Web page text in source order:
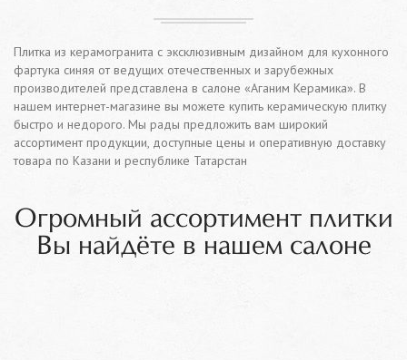
Плитка из керамогранита с эксклюзивным дизайном для кухонного
фартука синяя от ведущих отечественных и зарубежных
производителей представлена в салоне «Аганим Керамика». В
нашем интернет-магазине вы можете купить керамическую плитку
быстро и недорого. Мы рады предложить вам широкий
ассортимент продукции, доступные цены и оперативную доставку
товара по Казани и республике Татарстан
Огромный ассортимент плитки
Вы найдёте в нашем салоне